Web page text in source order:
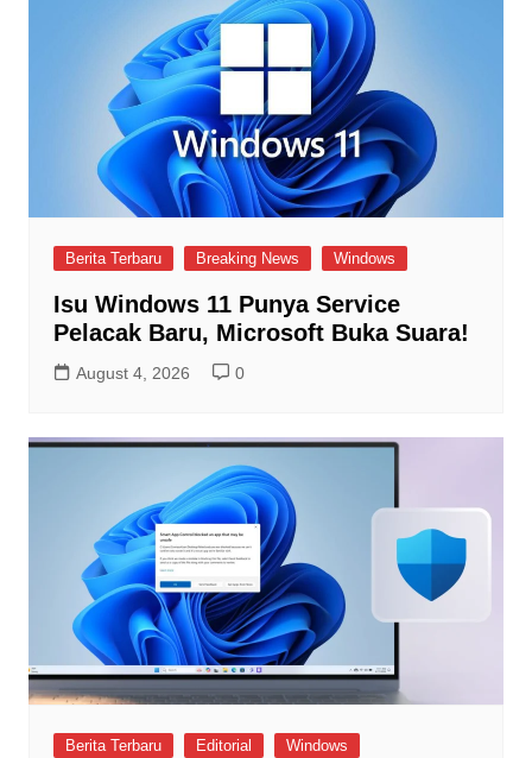
Berita Terbaru Breaking News Windows
Isu Windows 11 Punya Service
Pelacak Baru, Microsoft Buka Suara!
August 4, 2026 0
Berita Terbaru Editorial Windows